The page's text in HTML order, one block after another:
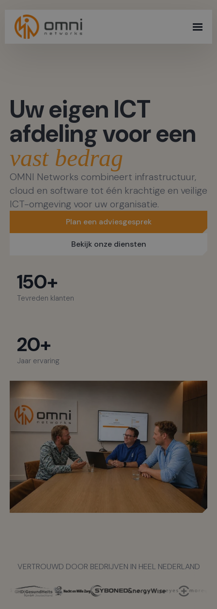
main
content
Uw eigen ICT
afdeling voor een
vast bedrag
OMNI Networks combineert infrastructuur,
cloud en software tot één krachtige en veilige
ICT-omgeving voor uw organisatie.
Plan een adviesgesprek
Bekijk onze diensten
150+
Tevreden klanten
20+
Jaar ervaring
VERTROUWD DOOR BEDRIJVEN IN HEEL NEDERLAND